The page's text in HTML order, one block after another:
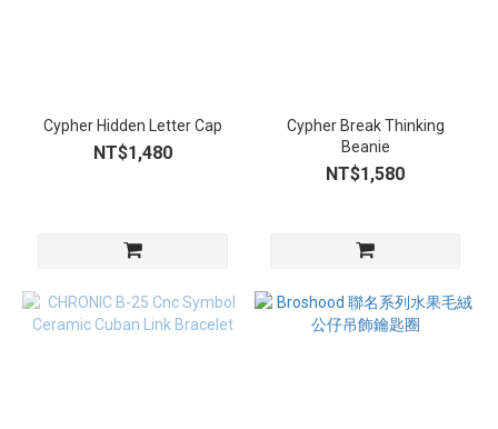
Cypher Hidden Letter Cap
NT$1,480
Cypher Break Thinking
Beanie
NT$1,580